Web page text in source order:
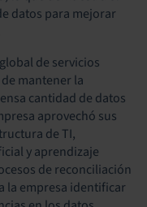
datos para mejorar
de servicios
mantener la
cantidad de datos
aprovechó sus
de TI,
y aprendizaje
de reconciliación
la empresa identificar